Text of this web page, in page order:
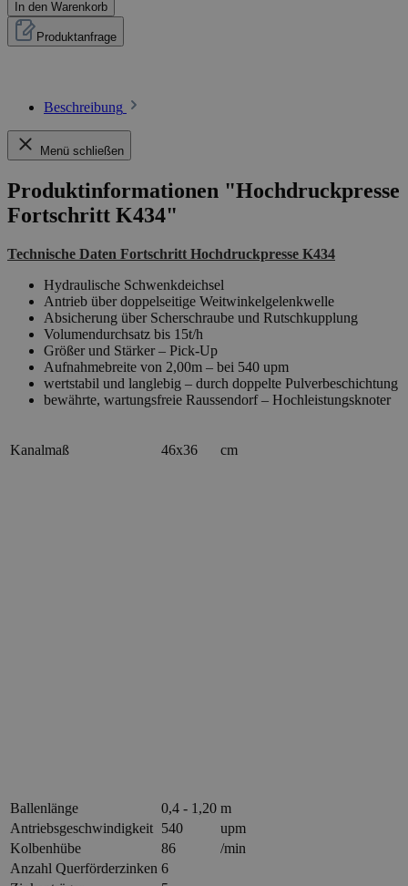
In den Warenkorb
Produktanfrage
Beschreibung
Menü schließen
Produktinformationen "Hochdruckpresse
Fortschritt K434"
Technische Daten Fortschritt Hochdruckpresse K434
Hydraulische Schwenkdeichsel
Antrieb über doppelseitige Weitwinkelgelenkwelle
Absicherung über Scherschraube und Rutschkupplung
Volumendurchsatz bis 15t/h
Größer und Stärker – Pick-Up
Aufnahmebreite von 2,00m – bei 540 upm
wertstabil und langlebig – durch doppelte Pulverbeschichtung
bewährte, wartungsfreie Raussendorf – Hochleistungsknoter
Kanalmaß 46x36 cm
Ballenlänge 0,4 - 1,20 m
Antriebsgeschwindigkeit 540
upm
Kolbenhübe
86
/min
Anzahl Querförderzinken 6